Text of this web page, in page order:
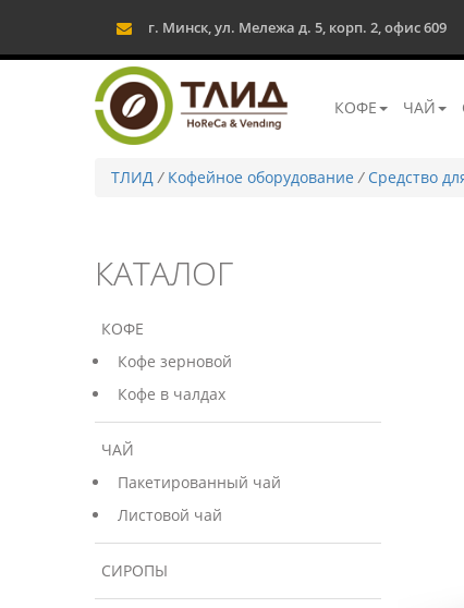
г. Минск, ул. Мележа д. 5, корп. 2, офис 609
КОФЕ ЧАЙ
ТЛИД/ Кофейное оборудование / Средство
КАТАЛОГ
КОФЕ
Кофе зерновой
Кофе в чалдах
ЧАЙ
Пакетированный чай
Листовой чай
СИРОПЫ